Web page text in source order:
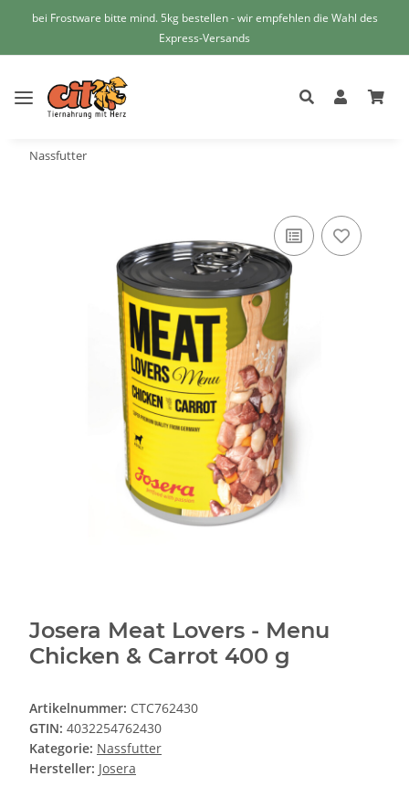
bei Frostware bitte mind. 5kg bestellen - wir empfehlen die Wahl des
Express-Versands
Nassfutter
Josera Meat Lovers - Menu
Chicken & Carrot 400 g
Artikelnummer: CTC762430
GTIN: 4032254762430
Kategorie: Nassfutter
Hersteller: Josera